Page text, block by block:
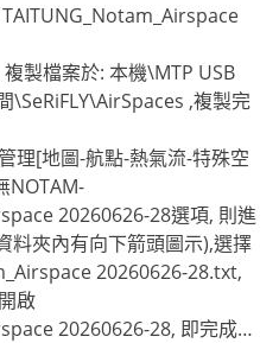
製檔案於: 本機\MTP USB
\SeRiFLY\AirSpaces ,複製完
理[地圖-航點-熱氣流-特殊空
NOTAM-
20260626-28選項, 則進
料夾內有向下箭頭圖示),選擇
20260626-28.txt,
啟
20260626-28, 即完成…